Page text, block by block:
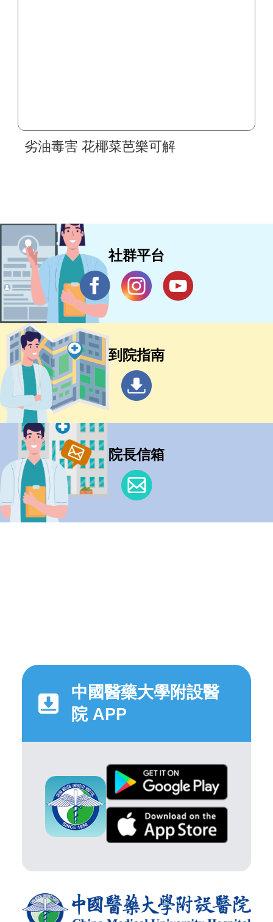
劣油毒害 花椰菜芭樂可解
社群平台
到院指南
院長信箱
中國醫藥大學附設醫
院 APP